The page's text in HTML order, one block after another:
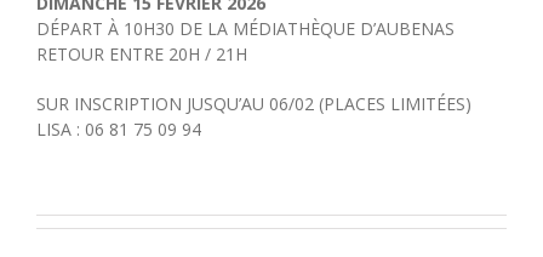
DÉPART À 10H30 DE LA MÉDIATHÈQUE D’AUBENAS
RETOUR ENTRE 20H / 21H
SUR INSCRIPTION JUSQU’AU 06/02 (PLACES LIMITÉES)
LISA : 06 81 75 09 94